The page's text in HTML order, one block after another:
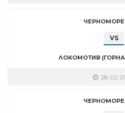
VS
ЛОКОМОТИВ